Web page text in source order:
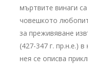
мъртвите винаги
човешкото
за преживяване
(427-347 г. пр.н.е.)
нея се описва